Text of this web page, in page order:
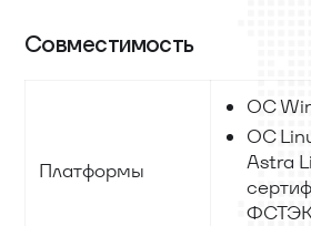
Совместимость
Платформы
ОС
ОС
Astra